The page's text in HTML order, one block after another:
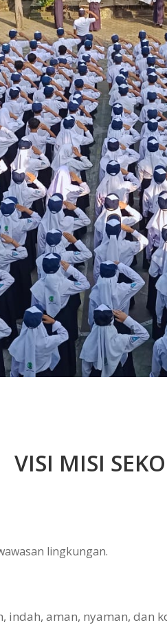
VISI MISI
lingkungan.
aman, nyaman, dan